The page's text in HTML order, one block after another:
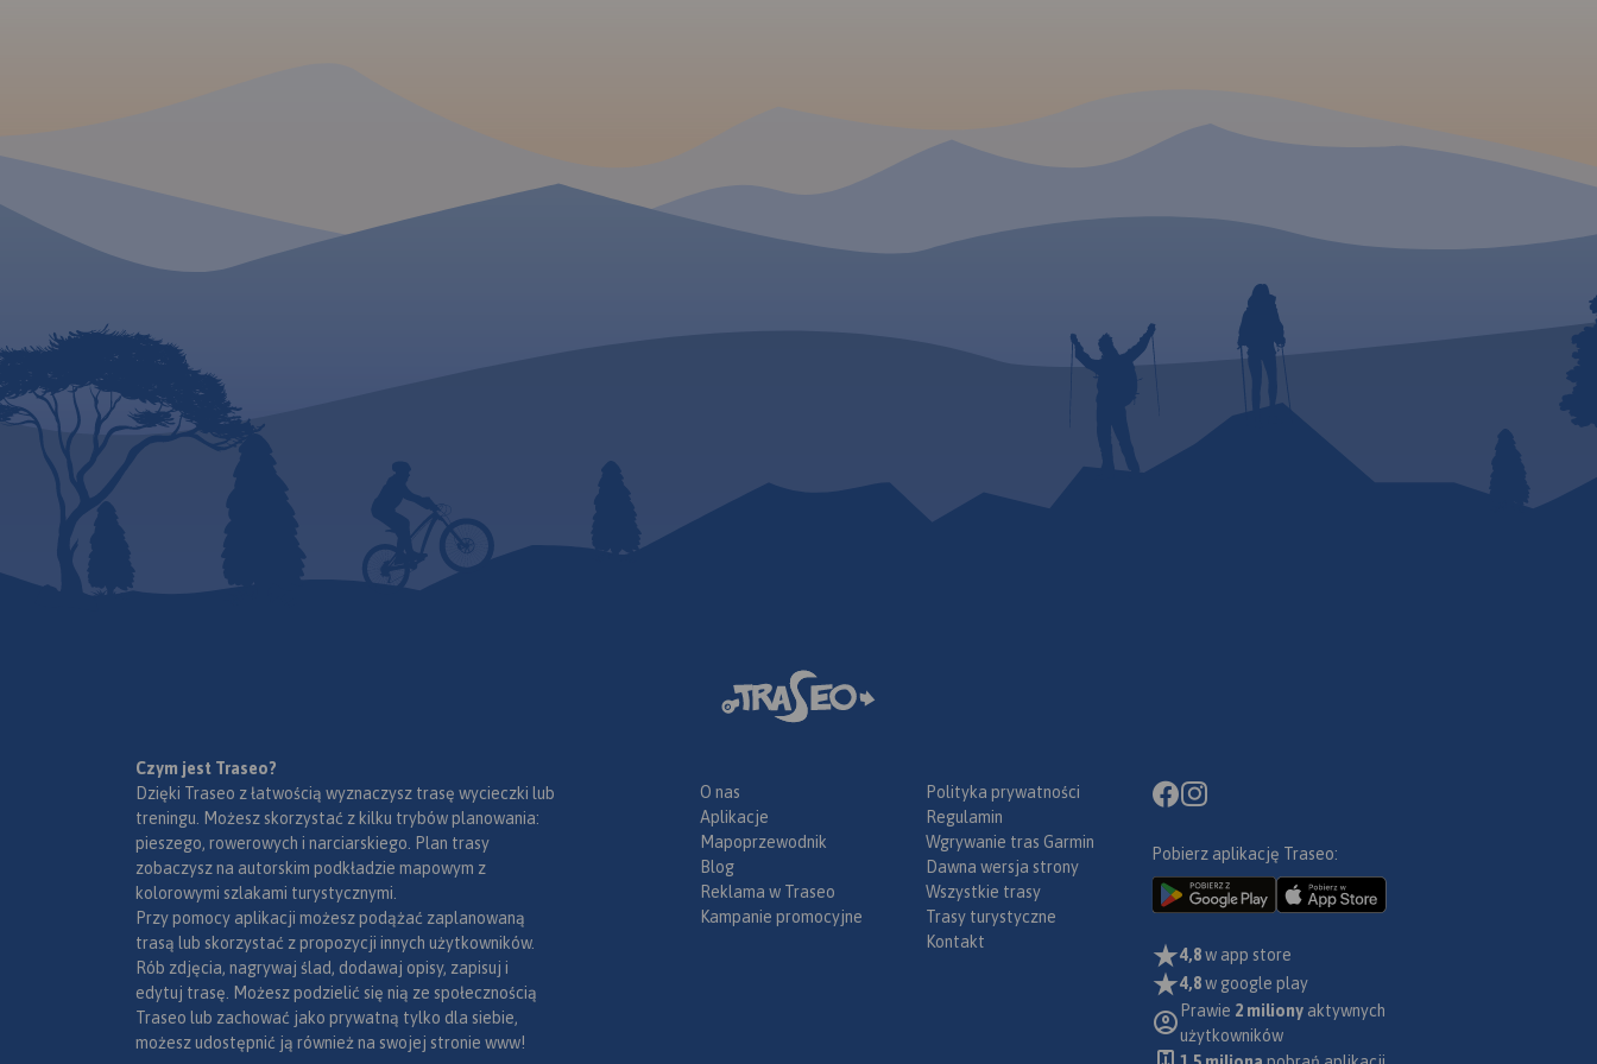
Czym jest Traseo?
Dzięki Traseo z łatwością wyznaczysz trasę wycieczki lub
treningu. Możesz skorzystać z kilku trybów planowania:
pieszego, rowerowych i narciarskiego. Plan trasy
zobaczysz na autorskim podkładzie mapowym z
kolorowymi szlakami turystycznymi.
Przy pomocy aplikacji możesz podążać zaplanowaną
trasą lub skorzystać z propozycji innych użytkowników.
Rób zdjęcia, nagrywaj ślad, dodawaj opisy, zapisuj i
edytuj trasę. Możesz podzielić się nią ze społecznością
Traseo lub zachować jako prywatną tylko dla siebie,
możesz udostępnić ją również na swojej stronie www!
O nas
Aplikacje
Mapoprzewodnik
Blog
Reklama w Traseo
Kampanie promocyjne
Polityka prywatności
Regulamin
Wgrywanie tras Garmin
Dawna wersja strony
Wszystkie trasy
Trasy turystyczne
Kontakt
Pobierz aplikację Traseo:
4,8w app store
4,8w google play
Prawie 2 miliony aktywnych
użytkowników